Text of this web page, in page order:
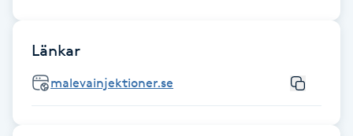
Extensions
Extensions borttagning
Eyeliner-tatuering
F
Länkar
malevainjektioner.se